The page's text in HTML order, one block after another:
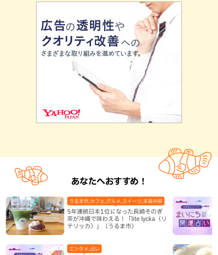
あなたへおすすめ！
5年連続日本1位になった長崎そのぎ
茶が沖縄で味わえる！「lite lycka（リ
テリッカ）」（うるま市）
うるま市,カフェ,グルメ,スイーツ,本島中部
エンタメ,占い